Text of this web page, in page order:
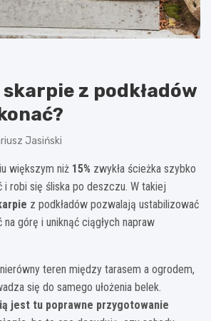
z podkładów
Jasiński
większym niż 15% zwykła ścieżka szybko
i robi się śliska po deszczu. W takiej
z podkładów pozwalają ustabilizować
górę i uniknąć ciągłych napraw
teren między tarasem a ogrodem,
się do samego ułożenia belek.
jest tu poprawne przygotowanie